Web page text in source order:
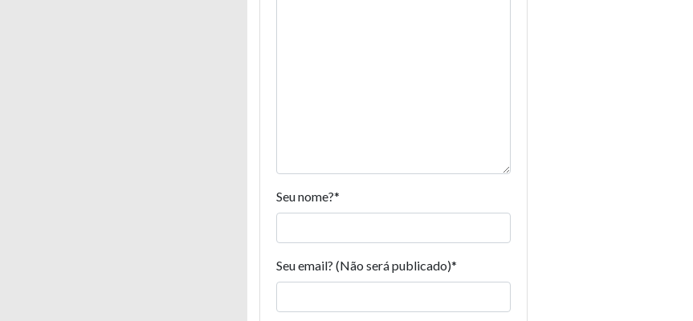
Seu nome?*
Seu email? (Não será publicado)*